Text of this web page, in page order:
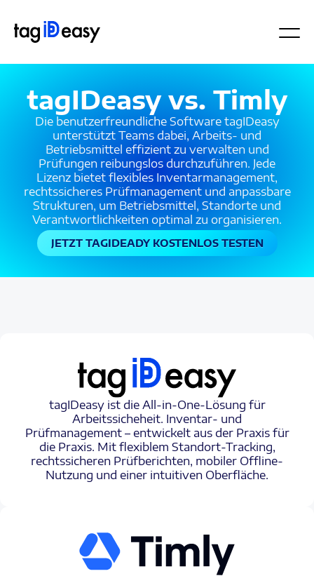
tagIDeasy vs. Timly
Die benutzerfreundliche Software tagIDeasy
unterstützt Teams dabei, Arbeits- und
Betriebsmittel effizient zu verwalten und
Prüfungen reibungslos durchzuführen. Jede
Lizenz bietet flexibles Inventarmanagement,
rechtssicheres Prüfmanagement und anpassbare
Strukturen, um Betriebsmittel, Standorte und
Verantwortlichkeiten optimal zu organisieren.
JETZT TAGIDEADY KOSTENLOS TESTEN
tagIDeasy ist die All-in-One-Lösung für
Arbeitssicheheit. Inventar- und
Prüfmanagement – entwickelt aus der Praxis für
die Praxis. Mit flexiblem Standort-Tracking,
rechtssicheren Prüfberichten, mobiler Offline-
Nutzung und einer intuitiven Oberfläche.